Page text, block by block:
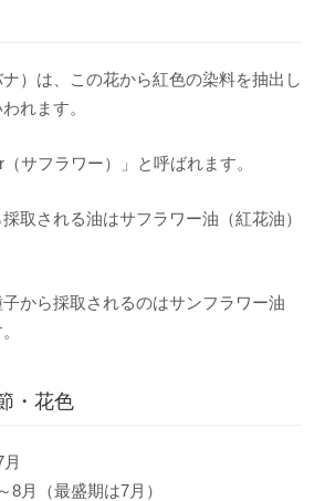
）は、この花から紅色の染料を抽出し
れます。
サフラワー）」と呼ばれます。
取される油はサフラワー油（紅花油）
から採取されるのはサンフラワー油
・花色
月
～8月（最盛期は7月）